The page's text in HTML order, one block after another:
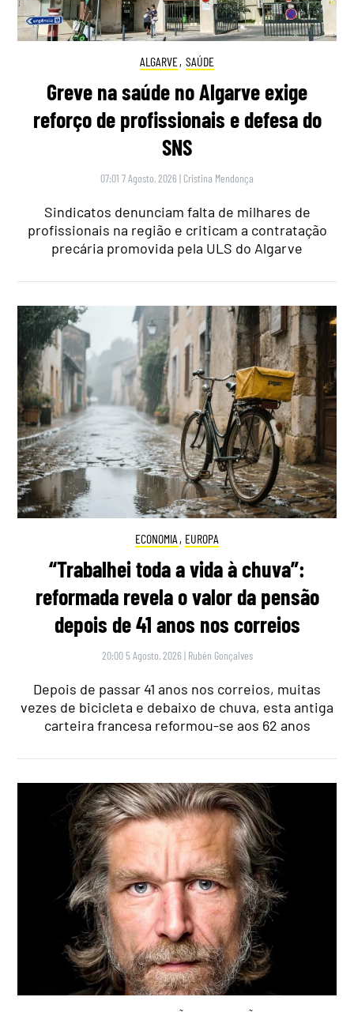
ALGARVE, SAÚDE
Greve na saúde no Algarve exige
reforço de profissionais e defesa do
SNS
07:01 7 Agosto, 2026 | Cristina Mendonça
Sindicatos denunciam falta de milhares de
profissionais na região e criticam a contratação
precária promovida pela ULS do Algarve
ECONOMIA , EUROPA
“Trabalhei toda a vida à chuva”:
reformada revela o valor da pensão
depois de 41 anos nos correios
20:00 5 Agosto, 2026 | Rubén Gonçalves
Depois de passar 41 anos nos correios, muitas
vezes de bicicleta e debaixo de chuva, esta antiga
carteira francesa reformou-se aos 62 anos